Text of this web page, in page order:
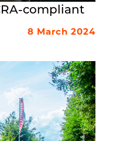
compliant
8 March 2024